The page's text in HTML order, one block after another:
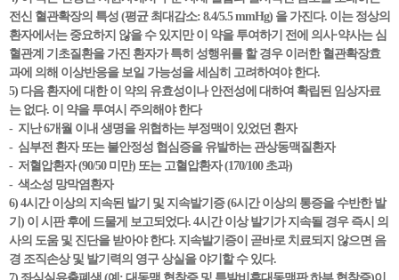
전신 혈관확장의 특성 (평균 최대감소: 8.4/5.5 mmHg) 을 가진다. 이는 정상의
환자에서는 중요하지 않을 수 있지만 이 약을 투여하기 전에 의사·약사는 심
혈관계 기초질환을 가진 환자가 특히 성행위를 할 경우 이러한 혈관확장효
과에 의해 이상반응을 보일 가능성을 세심히 고려하여야 한다.
5) 다음 환자에 대한 이 약의 유효성이나 안전성에 대하여 확립된 임상자료
는 없다. 이 약을 투여시 주의해야 한다
- 지난 6개월 이내 생명을 위협하는 부정맥이 있었던 환자
- 심부전 환자 또는 불안정성 협심증을 유발하는 관상동맥질환자
- 저혈압환자 (90/50 미만) 또는 고혈압환자 (170/100 초과)
- 색소성 망막염환자
6) 4시간 이상의 지속된 발기 및 지속발기증 (6시간 이상의 통증을 수반한 발
기) 이 시판 후에 드물게 보고되었다. 4시간 이상 발기가 지속될 경우 즉시 의
사의 도움 및 진단을 받아야 한다. 지속발기증이 곧바로 치료되지 않으면 음
경 조직손상 및 발기력의 영구 상실을 야기할 수 있다.